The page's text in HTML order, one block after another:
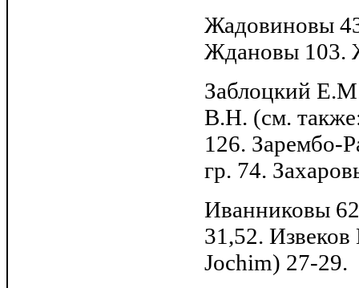
Жадовиновы
Ждановы 103.
Заблоцкий
В.Н. (см.
126. Зарембо-
гр. 74.
Иванниковы
31,52.
Jochim) 27-29.